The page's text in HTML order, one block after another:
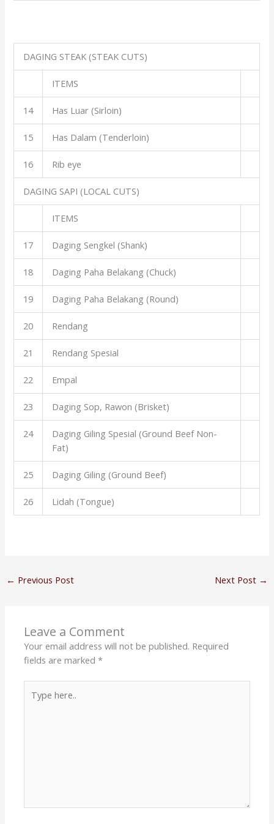
DAGING STEAK (STEAK CUTS)
ITEMS
14 Has Luar (Sirloin)
15 Has Dalam (Tenderloin)
16 Rib eye
DAGING SAPI (LOCAL CUTS)
ITEMS
17 Daging Sengkel (Shank)
18 Daging Paha Belakang (Chuck)
19 Daging Paha Belakang (Round)
20 Rendang
21 Rendang Spesial
22 Empal
23 Daging Sop, Rawon (Brisket)
24
Daging Giling Spesial (Ground Beef Non-
Fat)
25 Daging Giling (Ground Beef)
26 Lidah (Tongue)
← Previous Post Next Post →
Leave a Comment
Your email address will not be published. Required
fields are marked*
here..